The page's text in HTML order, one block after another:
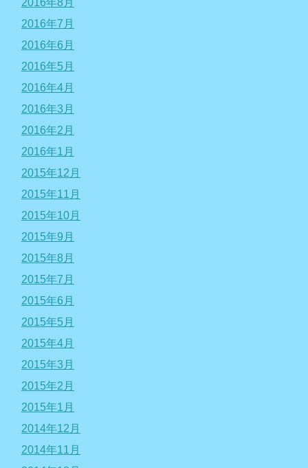
2016年8月
2016年7月
2016年6月
2016年5月
2016年4月
2016年3月
2016年2月
2016年1月
2015年12月
2015年11月
2015年10月
2015年9月
2015年8月
2015年7月
2015年6月
2015年5月
2015年4月
2015年3月
2015年2月
2015年1月
2014年12月
2014年11月